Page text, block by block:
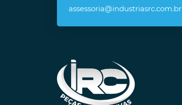
assessoria@industriasrc.com.br